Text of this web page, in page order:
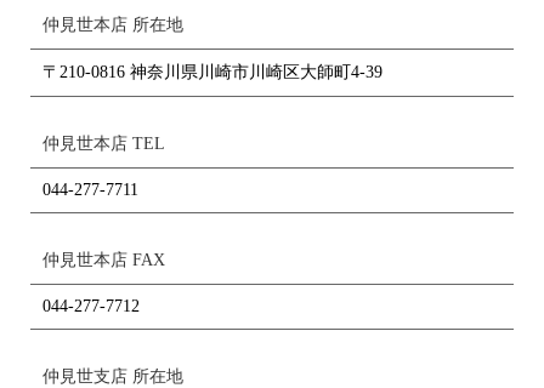
仲見世本店 所在地
〒210-0816 神奈川県川崎市川崎区大師町4-39
仲見世本店 TEL
044-277-7711
仲見世本店 FAX
044-277-7712
仲見世支店 所在地